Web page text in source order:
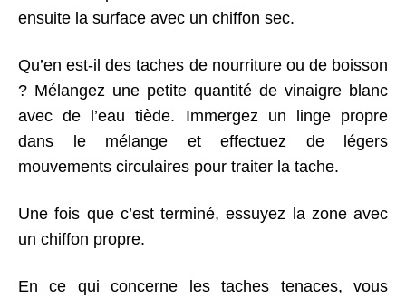
ensuite la surface avec un chiffon sec.
Qu’en est-il des taches de nourriture ou de boisson
? Mélangez une petite quantité de vinaigre blanc
avec de l’eau tiède. Immergez un linge propre
dans le mélange et effectuez de légers
mouvements circulaires pour traiter la tache.
Une fois que c’est terminé, essuyez la zone avec
un chiffon propre.
En ce qui concerne les taches tenaces, vous